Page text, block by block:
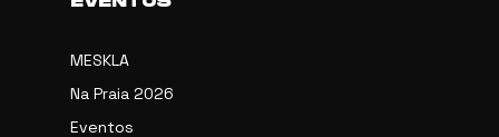
MESKLA
Na Praia 2026
Eventos